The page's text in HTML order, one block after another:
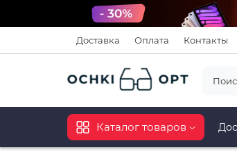
Доставка Оплата Контакты
Каталог товаров